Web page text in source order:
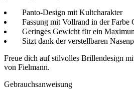
Panto-Design mit Kultcharakter
Fassung mit Vollrand in der Farbe
Geringes Gewicht für ein
Sitzt dank der verstellbaren
Freue dich auf stilvolles Brillendesign
von Fielmann.
Gebrauchsanweisung